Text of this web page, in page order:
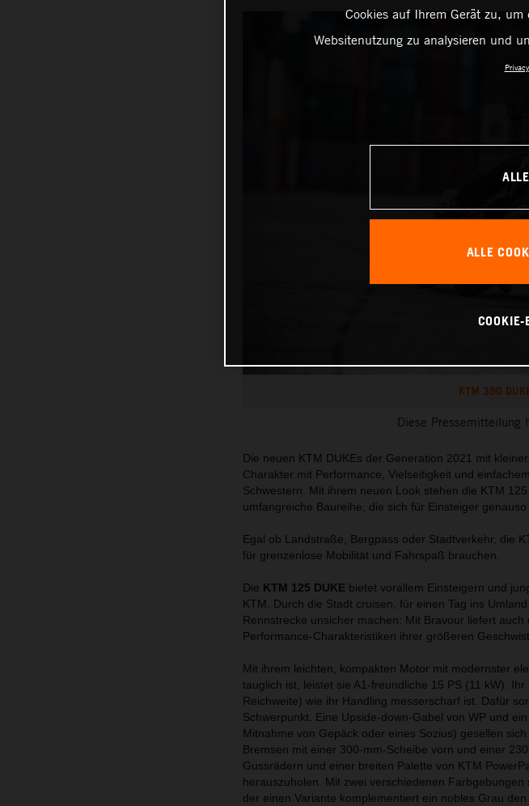
KTM 390
Diese Pressemitteilung
Die neuen KTM DUKEs der Generation 2021 mit
Charakter mit Performance, Vielseitigkeit und
Schwestern. Mit ihrem neuen Look stehen die KTM
umfangreiche Baureihe, die sich für Einsteiger
Egal ob Landstraße, Bergpass oder Stadtverkehr, die
für grenzenlose Mobilität und Fahrspaß brauchen.
Die KTM 125 DUKE bietet vorallem Einsteigern und
KTM. Durch die Stadt cruisen, für einen Tag ins
Rennstrecke unsicher machen: Mit Bravour liefert
Performance-Charakteristiken ihrer größeren
Mit ihrem leichten, kompakten Motor mit modernster
tauglich ist, leistet sie A1-freundliche 15 PS (11 kW).
Reichweite) wie ihr Handling messerscharf ist. Dafür
Schwerpunkt. Eine Upside-down-Gabel von WP und
Mitnahme von Gepäck oder eines Sozius) gesellen
Bremsen mit einer 300-mm-Scheibe vorn und einer
Gussrädern und einer breiten Palette von KTM
herauszuholen. Mit zwei verschiedenen
der einen Variante komplementiert ein nobles Grau
Cookies auf Ihrem Gerät zu,
Websitenutzung zu analysieren und
ALLE